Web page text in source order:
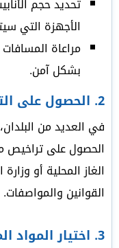
الأجهزة التي
مراعاة المسافات
بشكل آمن.
2. الحصول على
في العديد من
الحصول على تراخيص
الغاز المحلية أو
القوانين والمواصفات.
3. اختيار المواد